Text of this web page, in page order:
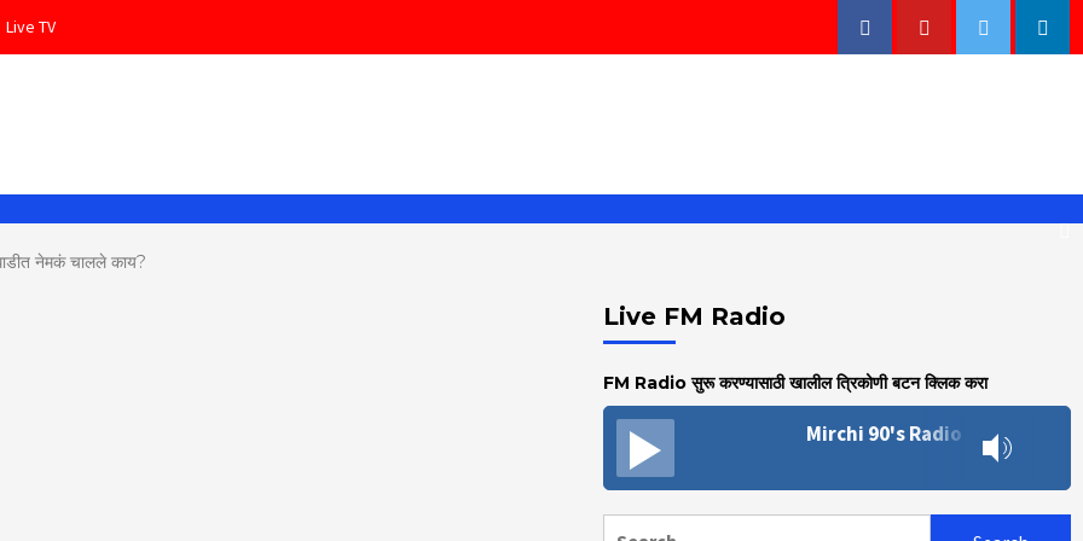
Live TV FacebookYoutubeTwitter
नेमकं चालले काय?
Live FM Radio
FM Radio सुरू करण्यासाठी खालील त्रिकोणी बटन क्लिक करा
Mirchi 90's Radio